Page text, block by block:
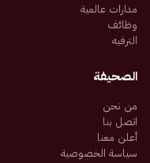
مدارات عالمية
وظائف
الترفيه
الصحيفة
من نحن
اتصل بنا
أعلن معنا
سياسة الخصوصية